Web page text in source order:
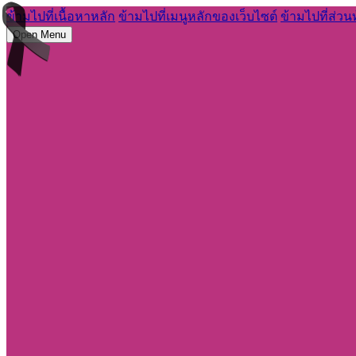
ข้ามไปที่เนื้อหาหลัก ข้ามไปที่เมนูหลักของเว็บไซต์ ข้ามไปที่ส่วน
Open Menu